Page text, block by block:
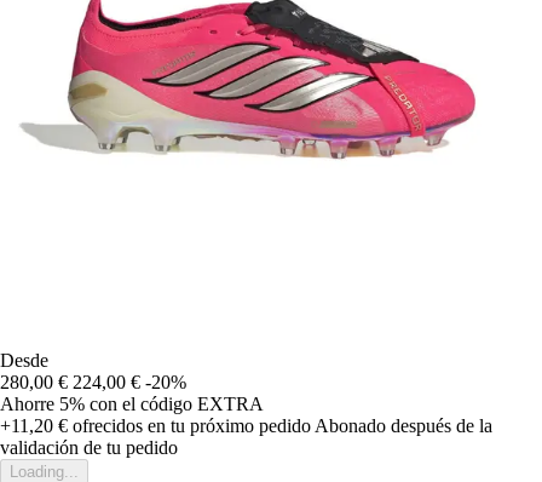
Desde
280,00 € 224,00 € -20%
Ahorre 5% con el código EXTRA
+11,20 € ofrecidos en tu próximo pedido Abonado después de la
validación de tu pedido
Loading...